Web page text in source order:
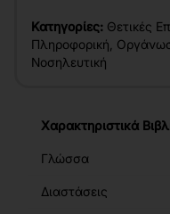
Κατηγορίες: Θετικές
Πληροφορική
Νοσηλευτική
Χαρακτηριστικά
Γλώσσα
Διαστάσεις